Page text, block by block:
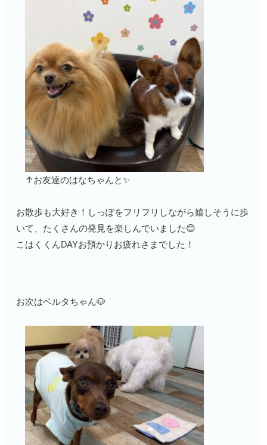
↑お友達のはなちゃんと✨
お散歩も大好き！しっぽをフリフリしながら嬉しそうに歩
いて、たくさんの発見を楽しんでいました😊
こはくくんDAYお預かりお疲れさまでした！
お次はベルタちゃん🐶